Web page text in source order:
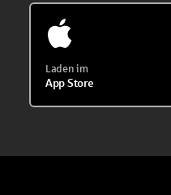
Laden im
App Store